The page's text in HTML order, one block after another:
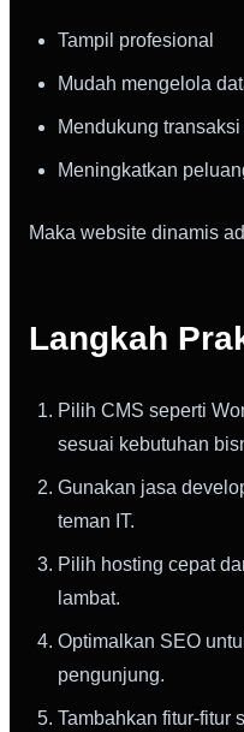
Tampil profesional
Mudah mengelola
Mendukung
Meningkatkan
Maka website dinamis
Langkah
Pilih CMS seperti
sesuai kebutuhan
Gunakan jasa
teman IT.
Pilih hosting cepat
lambat.
Optimalkan SEO
pengunjung.
Tambahkan fitur-fitur